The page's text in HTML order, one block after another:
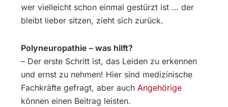
wer vielleicht schon einmal gestürzt ist … der
bleibt lieber sitzen, zieht sich zurück.
Polyneuropathie – was hilft?
– Der erste Schritt ist, das Leiden zu erkennen
und ernst zu nehmen! Hier sind medizinische
Fachkräfte gefragt, aber auchAngehörige
können einen Beitrag leisten.